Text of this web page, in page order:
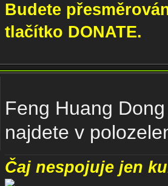
Budete
tlačítko DONATE.
Feng Huang
najdete v
Čaj nespojuje jen